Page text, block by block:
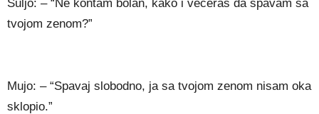
Suljo: – “Ne kontam bolan, kako i veceras da spavam sa
tvojom zenom?”
Mujo: – “Spavaj slobodno, ja sa tvojom zenom nisam oka
sklopio.”